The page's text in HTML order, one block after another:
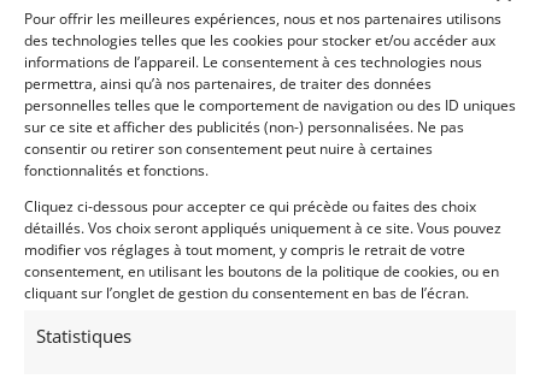
Pour offrir les meilleures expériences, nous et nos partenaires utilisons
des technologies telles que les cookies pour stocker et/ou accéder aux
informations de l’appareil. Le consentement à ces technologies nous
permettra, ainsi qu’à nos partenaires, de traiter des données
personnelles telles que le comportement de navigation ou des ID uniques
sur ce site et afficher des publicités (non-) personnalisées. Ne pas
consentir ou retirer son consentement peut nuire à certaines
fonctionnalités et fonctions.
Cliquez ci-dessous pour accepter ce qui précède ou faites des choix
détaillés. Vos choix seront appliqués uniquement à ce site. Vous pouvez
modifier vos réglages à tout moment, y compris le retrait de votre
consentement, en utilisant les boutons de la politique de cookies, ou en
cliquant sur l’onglet de gestion du consentement en bas de l’écran.
Statistiques
des papiers belges.
Il s’agit d’un premier modèle souhaitable de « 1ère
série » (avec les petits feux arrière) et est éligible à la
Mille Miglia. L’intérêt pour ces petites Alfas s’est
considérablement accru ces dernières années, et il
est rare d’en trouver une dans cet état
impeccablement restauré. Un excellent ajout à toute
collection importante.
Demandez une expertise de ce modèle